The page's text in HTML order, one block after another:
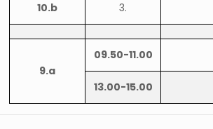
10.b 3.
9.a
09.50-11.00
13.00-15.00